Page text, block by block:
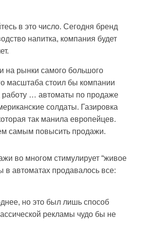
в это число. Сегодня бренд
напитка, компания будет
на рынки самого большого
масштаба стоил бы компании
работу … автоматы по продаже
солдаты. Газировка
так манила европейцев.
самым повысить продажи.
во многом стимулирует “живое
в автоматах продавалось все:
но это был лишь способ
рекламы чудо бы не